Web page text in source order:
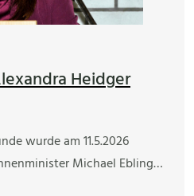
Heidger
wurde am 11.5.2026
Michael Ebling…